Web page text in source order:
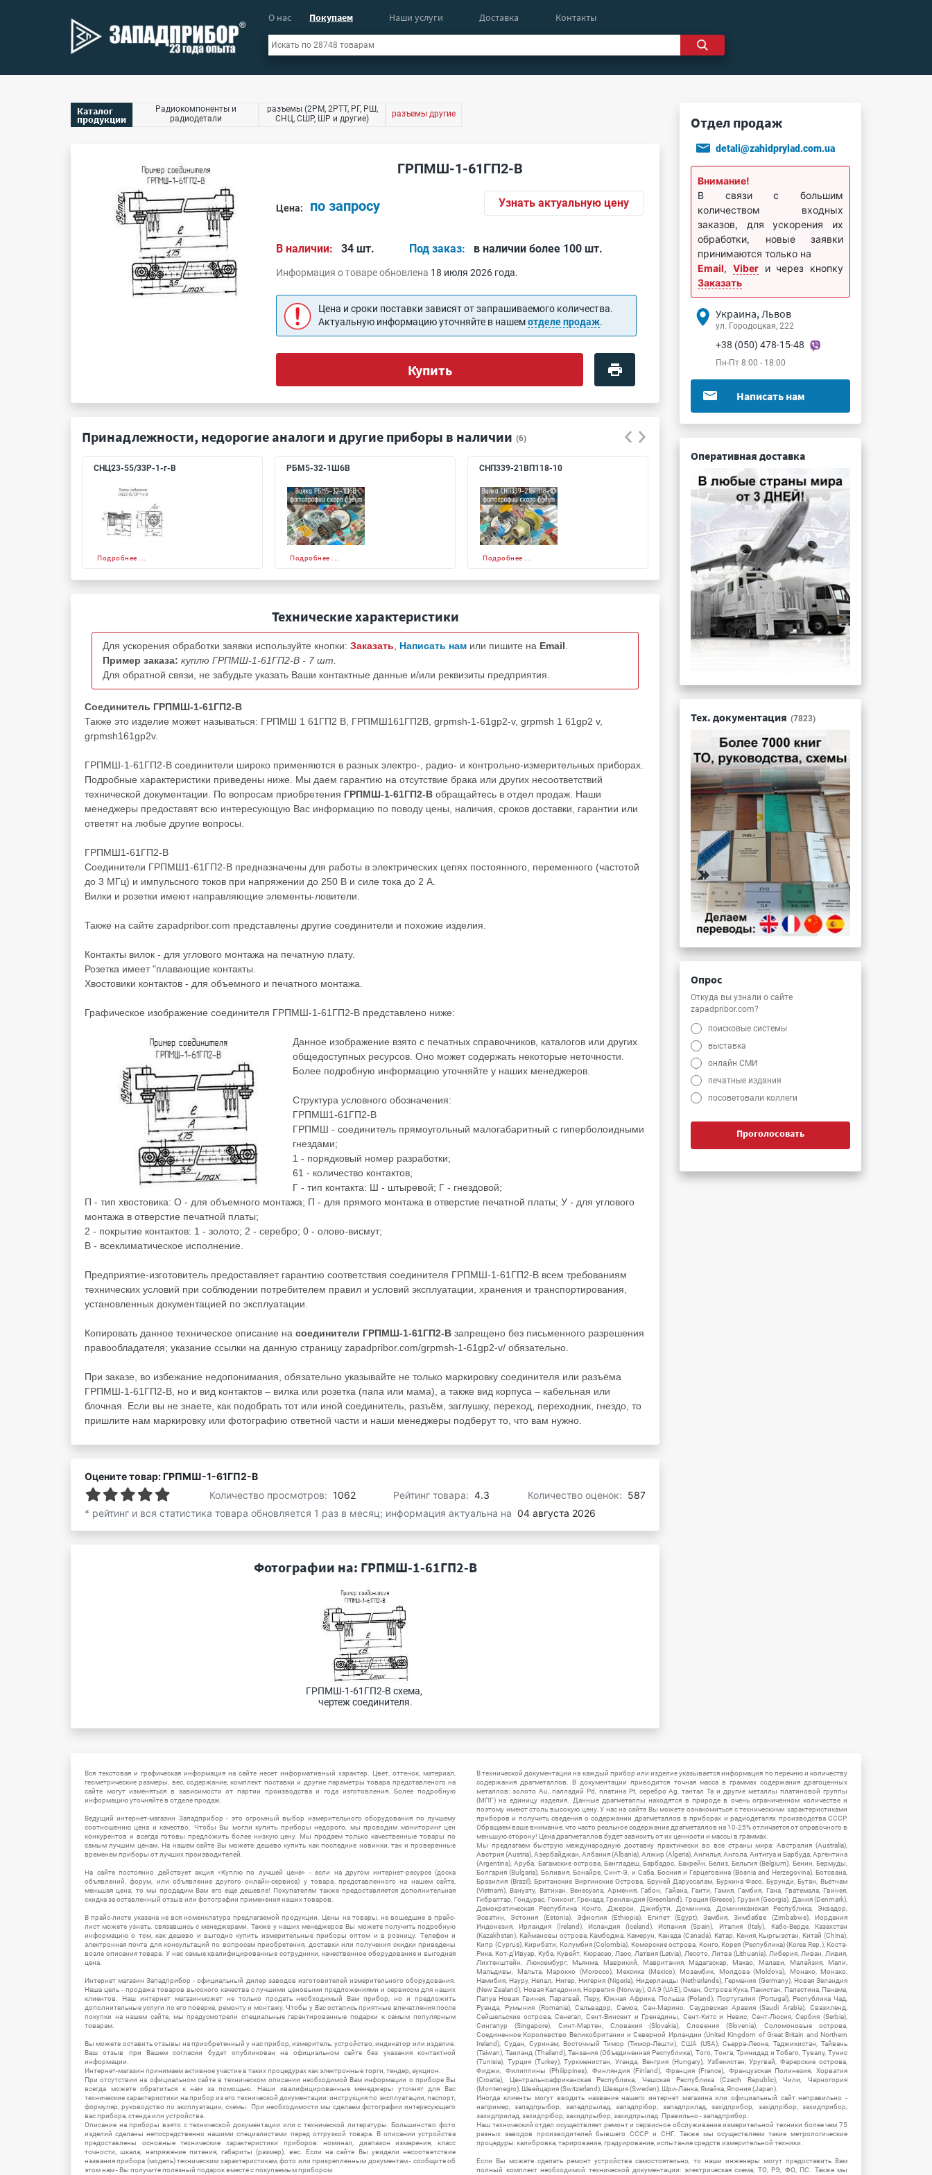
О нас Покупаем Наши услуги Доставка Контакты
Каталог
продукции
Радиокомпоненты и
радиодетали
разъемы (2РМ, 2РТТ, РГ, РШ,
СНЦ, СШР, ШР и другие)
разъемы другие
ГРПМШ-1-61ГП2-В
Цена: по запросу Узнать актуальную цену
В наличии: 34 шт. Под заказ: в наличии более 100 шт.
Информация о товаре обновлена 18 июля 2026 года.
Цена и сроки поставки зависят от запрашиваемого количества.
Актуальную информацию уточняйте в нашемотделе продаж.
Купить
Принадлежности, недорогие аналоги и другие приборы в наличии (6)
СНЦ23-55/33Р-1-г-В
Подробнее ...
РБМ5-32-1Ш6В
Подробнее ...
СНП339-21ВП118-10
Подробнее ...
СНП377-72ВП21-4-03-h
Подробнее ...
Технические характеристики
Для ускорения обработки заявки используйте кнопки: Заказать Написать нам или пишите на Email
Пример заказа: куплю ГРПМШ-1-61ГП2-В - 7 шт.
Для обратной связи, не забудьте указать Ваши контактные данные и/или реквизиты предприятия.
Соединитель ГРПМШ-1-61ГП2-В
Также это изделие может называться: ГРПМШ 1 61ГП2 В, ГРПМШ161ГП2В, grpmsh-1-61gp2-v, grpmsh 1 61gp2 v,
grpmsh161gp2v.
ГРПМШ-1-61ГП2-В соединители широко применяются в разных электро-, радио- и контрольно-измерительных приборах.
Подробные характеристики приведены ниже. Мы даем гарантию на отсутствие брака или других несоответствий
технической документации. По вопросам приобретения ГРПМШ-1-61ГП2-В обращайтесь в отдел продаж. Наши
менеджеры предоставят всю интересующую Вас информацию по поводу цены, наличия, сроков доставки, гарантии или
ответят на любые другие вопросы.
ГРПМШ1-61ГП2-В
Соединители ГРПМШ1-61ГП2-В предназначены для работы в электрических цепях постоянного, переменного (частотой
до 3 МГц) и импульсного токов при напряжении до 250 В и силе тока до 2 А.
Вилки и розетки имеют направляющие элементы-ловители.
Также на сайте zapadpribor.com представлены другие соединители и похожие изделия.
Контакты вилок - для углового монтажа на печатную плату.
Розетка имеет "плавающие контакты.
Хвостовики контактов - для объемного и печатного монтажа.
Графическое изображение соединителя ГРПМШ-1-61ГП2-В представлено ниже:
Данное изображение взято с печатных справочников, каталогов или других
общедоступных ресурсов. Оно может содержать некоторые неточности.
Более подробную информацию уточняйте у наших менеджеров.
Структура условного обозначения:
ГРПМШ1-61ГП2-В
ГРПМШ - соединитель прямоугольный малогабаритный с гиперболоидными
гнездами;
1 - порядковый номер разработки;
61 - количество контактов;
Г - тип контакта: Ш - штыревой; Г - гнездовой;
П - тип хвостовика: О - для объемного монтажа; П - для прямого монтажа в отверстие печатной платы; У - для углового
монтажа в отверстие печатной платы;
2 - покрытие контактов: 1 - золото; 2 - серебро; 0 - олово-висмут;
В - всеклиматическое исполнение.
Предприятие-изготовитель предоставляет гарантию соответствия соединителя ГРПМШ-1-61ГП2-В всем требованиям
технических условий при соблюдении потребителем правил и условий эксплуатации, хранения и транспортирования,
установленных документацией по эксплуатации.
Копировать данное техническое описание на соединители ГРПМШ-1-61ГП2-В запрещено без письменного разрешения
правообладателя; указание ссылки на данную страницу zapadpribor.com/grpmsh-1-61gp2-v/ обязательно.
При заказе, во избежание недопонимания, обязательно указывайте не только маркировку соединителя или разъёма
ГРПМШ-1-61ГП2-В, но и вид контактов – вилка или розетка (папа или мама), а также вид корпуса – кабельная или
блочная. Если вы не знаете, как подобрать тот или иной соединитель, разъём, заглушку, переход, переходник, гнездо, то
пришлите нам маркировку или фотографию ответной части и наши менеджеры подберут то, что вам нужно.
Оцените товар: ГРПМШ-1-61ГП2-В
Количество просмотров: 1062 Рейтинг товара: 4.3 Количество оценок: 587
* рейтинг и вся статистика товара обновляется 1 раз в месяц; информация актуальна на 04 августа 2026
Фотографии на: ГРПМШ-1-61ГП2-В
ГРПМШ-1-61ГП2-В схема,
чертеж соединителя.
Отдел продаж
detali@zahidprylad.com.ua
Внимание!
В связи с большим
количеством входных
заказов, для ускорения их
обработки, новые заявки
принимаются только на
Email, Viberи через кнопку
Заказать
Украина, Львов
ул. Городоцкая, 222
+38 (050) 478-15-48
Пн-Пт 8:00 - 18:00
Написать нам
Оперативная доставка
Тех. документация (7823)
Опрос
Откуда вы узнали о сайте
zapadpribor.com?
поисковые системы
выставка
онлайн СМИ
печатные издания
посоветовали коллеги
Проголосовать
Вся текстовая и графическая информация на сайте несет информативный характер. Цвет, оттенок, материал,
геометрические размеры, вес, содержание, комплект поставки и другие параметры товара представленого на
сайте могут изменяться в зависимости от партии производства и года изготовления. Более подробную
информацию уточняйте в отделе продаж.
Ведущий интернет-магазин Западприбор - это огромный выбор измерительного оборудования по лучшему
соотношению цена и качество. Чтобы Вы могли купить приборы недорого, мы проводим мониторинг цен
конкурентов и всегда готовы предложить более низкую цену. Мы продаем только качественные товары по
самым лучшим ценам. На нашем сайте Вы можете дешево купить как последние новинки, так и проверенные
временем приборы от лучших производителей.
На сайте постоянно действует акция «Куплю по лучшей цене» - если на другом интернет-ресурсе (доска
объявлений, форум, или объявление другого онлайн-сервиса) у товара, представленного на нашем сайте,
меньшая цена, то мы продадим Вам его еще дешевле! Покупателям также предоставляется дополнительная
скидка за оставленный отзыв или фотографии применения наших товаров.
В прайс-листе указана не вся номенклатура предлагаемой продукции. Цены на товары, не вошедшие в прайс-
лист можете узнать, связавшись с менеджерами. Также у наших менеджеров Вы можете получить подробную
информацию о том, как дешево и выгодно купить измерительные приборы оптом и в розницу. Телефон и
электронная почта для консультаций по вопросам приобретения, доставки или получения скидки приведены
возле описания товара. У нас самые квалифицированные сотрудники, качественное оборудование и выгодная
цена.
Интернет магазин Западприбор - официальный дилер заводов изготовителей измерительного оборудования.
Наша цель - продажа товаров высокого качества с лучшими ценовыми предложениями и сервисом для наших
клиентов. Наш интернет магазинможет не только продать необходимый Вам прибор, но и предложить
дополнительные услуги по его поверке, ремонту и монтажу. Чтобы у Вас остались приятные впечатления после
покупки на нашем сайте, мы предусмотрели специальные гарантированные подарки к самым популярным
товарам.
Вы можете оставить отзывы на приобретенный у нас прибор, измеритель, устройство, индикатор или изделие.
Ваш отзыв при Вашем согласии будет опубликован на официальном сайте без указания контактной
информации.
Интернет-магазин принимаем активное участие в таких процедурах как электронные торги, тендер, аукцион.
При отсутствии на официальном сайте в техническом описании необходимой Вам информации о приборе Вы
всегда можете обратиться к нам за помощью. Наши квалифицированные менеджеры уточнят для Вас
технические характеристики на прибор из его технической документации: инструкция по эксплуатации, паспорт,
формуляр, руководство по эксплуатации, схемы. При необходимости мы сделаем фотографии интересующего
вас прибора, стенда или устройства.
Описание на приборы взято с технической документации или с технической литературы. Большинство фото
изделий сделаны непосредственно нашими специалистами перед отгрузкой товара. В описании устройства
предоставлены основные технические характеристики приборов: номинал, диапазон измерения, класс
точности, шкала, напряжение питания, габариты (размер), вес. Если на сайте Вы увидели несоответствие
названия прибора (модель) техническим характеристикам, фото или прикрепленным документам - сообщите об
этом нам - Вы получите полезный подарок вместе с покупаемым прибором.
В технической документации на каждый прибор или изделие указывается информация по перечню и количеству
содержания драгметаллов. В документации приводится точная масса в граммах содержания драгоценных
металлов: золото Au, палладий Pd, платина Pt, серебро Ag, тантал Ta и другие металлы платиновой группы
(МПГ) на единицу изделия. Данные драгметаллы находятся в природе в очень ограниченном количестве и
поэтому имеют столь высокую цену. У нас на сайте Вы можете ознакомиться с техническими характеристиками
приборов и получить сведения о содержании драгметаллов в приборах и радиодеталях производства СССР.
Обращаем ваше внимание, что часто реальное содержание драгметаллов на 10-25% отличается от справочного в
меньшую сторону! Цена драгметаллов будет зависить от их ценности и массы в граммах.
Мы предлагаем быструю международную доставку практически во все страны мира: Австралия (Australia),
Австрия (Austria), Азербайджан, Албания (Albania), Алжир (Algeria), Ангилья, Ангола, Антигуа и Барбуда, Аргентина
(Argentina), Аруба, Багамские острова, Бангладеш, Барбадос, Бахрейн, Белиз, Бельгия (Belgium), Бенин, Бермуды,
Болгария (Bulgaria), Боливия, Бонайре, Синт-Э. и Саба, Босния и Герцеговина (Bosnia and Herzegovina), Ботсвана,
Бразилия (Brazil), Британские Виргинские Острова, Бруней Даруссалам, Буркина Фасо, Бурунди, Бутан, Вьетнам
(Vietnam), Вануату, Ватикан, Венесуэла, Армения, Габон, Гайана, Гаити, Гамия, Гамбия, Гана, Гватемала, Гвинея,
Гибралтар, Гондурас, Гонконг, Гренада, Гренландия (Greenland), Греция (Greece), Грузия (Georgia), Дания (Denmark),
Демократическая Республика Конго, Джерси, Джибути, Доминика, Доминиканская Республика, Эквадор,
Эсватин, Эстония (Estonia), Эфиопия (Ethiopia), Египет (Egypt), Замбия, Зимбабве (Zimbabwe), Иордания
Индонезия, Ирландия (Ireland), Исландия (Iceland), Испания (Spain), Италия (Italy), Кабо-Верде, Казахстан
(Kazakhstan), Каймановы острова, Камбоджа, Камерун, Канада (Canada), Катар, Кения, Кыргызстан, Китай (China),
Кипр (Cyprus), Кирибати, Колумбия (Colombia), Коморские острова, Конго, Корея (Республика) (Korea Rep.), Коста-
Рика, Кот-д'Ивуар, Куба, Кувейт, Кюрасао, Лаос, Латвия (Latvia), Лесото, Литва (Lithuania), Либерия, Ливан, Ливия,
Лихтенштейн, Люксембург, Мьянма, Маврикий, Мавритания, Мадагаскар, Макао, Малави, Малайзия, Мали,
Мальдивы, Мальта, Марокко (Morocco), Мексика (Mexico), Мозамбик, Молдова (Moldova), Монако, Монако,
Намибия, Науру, Непал, Нигер, Нигерия (Nigeria), Нидерланды (Netherlands), Германия (Germany), Новая Зеландия
(New Zealand), Новая Каледония, Норвегия (Norway), ОАЭ (UAE), Оман, Острова Кука, Пакистан, Палестина, Панама,
Папуа Новая Гвинея, Парагвай, Перу, Южная Африка, Польша (Poland), Португалия (Portugal), Республика Чад,
Руанда, Румыния (Romania), Сальвадор, Самоа, Сан-Марино, Саудовская Аравия (Saudi Arabia), Свазиленд,
Сейшельские острова, Сенегал, Сент-Винсент и Гренадины, Сент-Китс и Невис, Сент-Люсия, Сербия (Serbia),
Сингапур (Singapore), Синт-Мартен, Словакия (Slovakia), Словения (Slovenia), Соломоновые острова,
Соединенное Королевство Великобритании и Северной Ирландии (United Kingdom of Great Britain and Northern
Ireland), Судан, Суринам, Восточный Тимор (Тимор-Лешти), США (USA), Сьерра-Леоне, Таджикистан, Тайвань
(Taiwan), Таиланд (Thailand), Танзания (Объединенная Республика), Того, Тонга, Тринидад и Тобаго, Тувалу, Тунис
(Tunisia), Турция (Turkey), Туркменистан, Уганда, Венгрия (Hungary), Узбекистан, Уругвай, Фарерские острова,
Фиджи, Филиппины (Philippines), Финляндия (Finland), Франция (France), Французская Полинезия, Хорватия
(Croatia), Центральноафриканская Республика, Чешская Республика (Czech Republic), Чили, Черногория
(Montenegro), Швейцария (Switzerland), Швеция (Sweden), Шри-Ланка, Ямайка, Япония (Japan).
Иногда клиенты могут вводить название нашего интернет магазина или официальный сайт неправильно -
например, западпрыбор, западпрылад, западпрібор, западприлад, західприбор, західпрібор, захидприбор,
захидприлад, захидпрібор, захидпрыбор, захидпрылад. Правильно - западприбор.
Наш технический отдел осуществляет ремонт и сервисное обслуживание измерительной техники более чем 75
разных заводов производителей бывшего СССР и СНГ. Также мы осуществляем такие метрологические
процедуры: калибровка, тарирование, градуирование, испытание средств измерительной техники.
Если Вы можете сделать ремонт устройства самостоятельно, то наши инженеры могут предоставить Вам
полный комплект необходимой технической документации: электрическая схема, ТО, РЭ, ФО, ПС. Также мы